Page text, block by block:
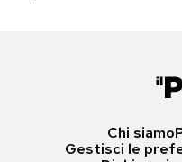
Chi siamo
Gestisci le